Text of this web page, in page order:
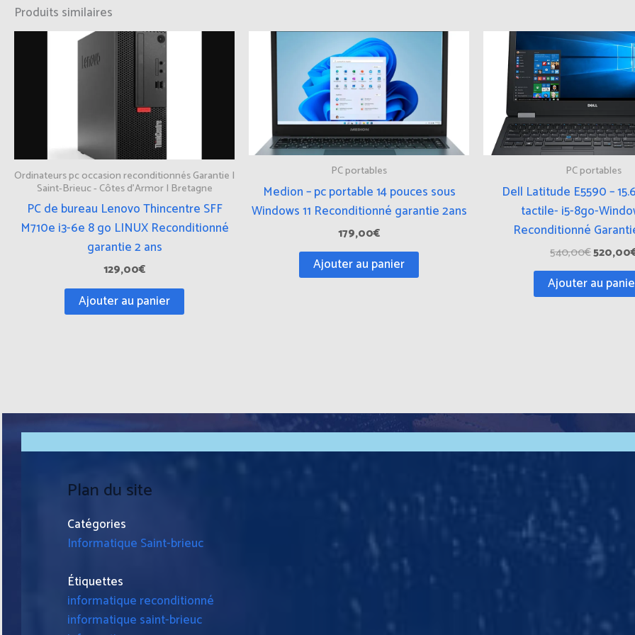
Produits similaires
Ordinateurs pc occasion reconditionnés Garantie |
Saint-Brieuc - Côtes d'Armor | Bretagne
PC de bureau Lenovo Thincentre SFF
M710e i3-6e 8 go LINUX Reconditionné
garantie 2 ans
129,00€
Ajouter au panier
PC portables
Medion – pc portable 14 pouces sous
Windows 11 Reconditionné garantie 2ans
179,00€
Ajouter au panier
PC portables
Dell Latitude E5590 –
tactile- i5-8go-
Reconditionné
540,00€
Le
prix
initial
était :
520,00
Ajouter au
Plan du site
Catégories
Informatique Saint-brieuc
Étiquettes
informatique reconditionné
informatique saint-brieuc